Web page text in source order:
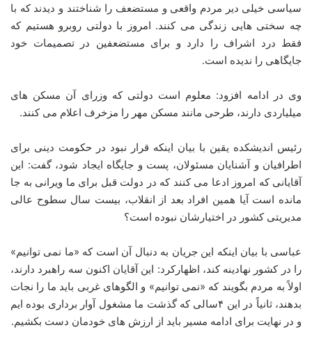
سیاسی خیلی دیر مردم واقعی و مستضعف را شناختند و دیدند که با
چه سختی هایی زندگی می کنند. امروز با دولتی روبرو هستیم که
فقط درد اشراف را دارد و برای مستضعفین در تصمیمات خود
جایگاهی را ندیده است.
وی در ادامه افزود: معلوم است دولتی که وزرای آن مسکن های
میلیاردی دارند، طرحی مانند مسکن مهر را مزخرف اعلام می کنند.
رئیس اندیشکده یقین با بیان اینکه قرار نبود در حکومت دینی برای
اطرافیان و آشنایان مسئولان، پست و جایگاه ایجاد شود، گفت: این
آقایانی که امروز ادعا می کنند که در دولت قبل برای ما ویرانی به جا
مانده است آیا همین افراد بعد از انقلاب، بیست سال سطوح عالی
مدیریتی کشور در اختیارشان نبوده است؟
عباسی با بیان اینکه این جریان به دنبال آن است که «ما نمی توانیم»
را در کشور نهادینه کند، اظهارکرد: این آقایان اکنون سه راهبرد دارند،
اولاً به مردم بگویند که «نمی توانیم» و الگوهای غربی باید ما را نجات
بدهند، ثانیاً در این ۴سالی که گذشت ما مشغول آوار برداری بوده ایم
و در نهایت برای ادامه مسیر باید از ارزش های خودمان دست بکشیم.